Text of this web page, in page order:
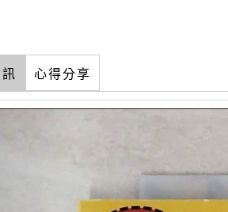
心得分享